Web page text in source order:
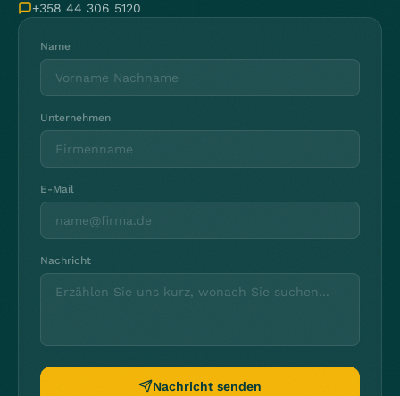
+358 44 306 5120
Name
Unternehmen
E-Mail
Nachricht
Nachricht senden